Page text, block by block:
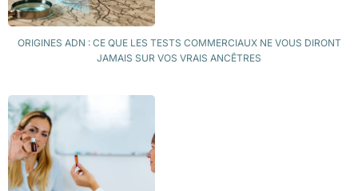
ORIGINES ADN : CE QUE LES TESTS COMMERCIAUX NE VOUS DIRONT
JAMAIS SUR VOS VRAIS ANCÊTRES